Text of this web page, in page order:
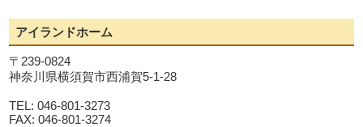
アイランドホーム
〒239-0824
神奈川県横須賀市西浦賀5-1-28
TEL: 046-801-3273
FAX: 046-801-3274